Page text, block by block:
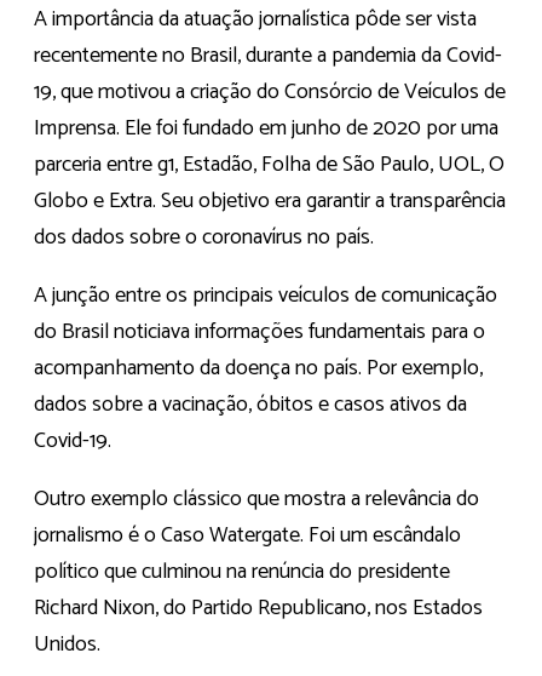
A importância da atuação jornalística pôde ser vista
recentemente no Brasil, durante a pandemia da Covid-
19, que motivou a criação do Consórcio de Veículos de
Imprensa. Ele foi fundado em junho de 2020 por uma
parceria entre g1, Estadão, Folha de São Paulo, UOL, O
Globo e Extra. Seu objetivo era garantir a transparência
dos dados sobre o coronavírus no país.
A junção entre os principais veículos de comunicação
do Brasil noticiava informações fundamentais para o
acompanhamento da doença no país. Por exemplo,
dados sobre a vacinação, óbitos e casos ativos da
Covid-19.
Outro exemplo clássico que mostra a relevância do
jornalismo é o Caso Watergate. Foi um escândalo
político que culminou na renúncia do presidente
Richard Nixon, do Partido Republicano, nos Estados
Unidos.